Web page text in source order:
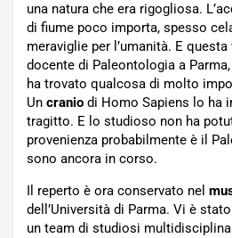
una natura che era rigogliosa.
di fiume poco importa, spesso
meraviglie per l’umanità. E
docente di Paleontologia a
ha trovato qualcosa di molto
Un cranio di Homo Sapiens lo ha
tragitto. E lo studioso non ha
provenienza probabilmente è il
sono ancora in corso.
Il reperto è ora conservato nel
dell’Università di Parma. Vi è
un team di studiosi